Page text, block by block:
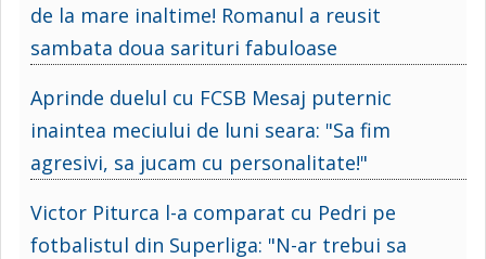
de la mare inaltime! Romanul a reusit
sambata doua sarituri fabuloase
Aprinde duelul cu FCSB Mesaj puternic
inaintea meciului de luni seara: "Sa fim
agresivi, sa jucam cu personalitate!"
Victor Piturca l-a comparat cu Pedri pe
fotbalistul din Superliga: "N-ar trebui sa